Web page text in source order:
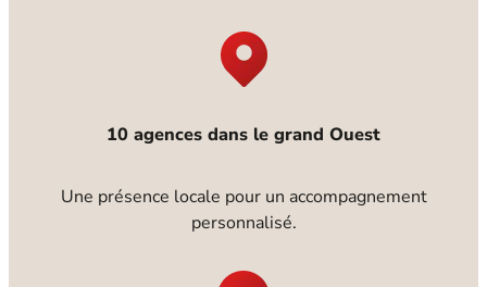
10 agences dans le grand Ouest
Une présence locale pour un accompagnement
personnalisé.